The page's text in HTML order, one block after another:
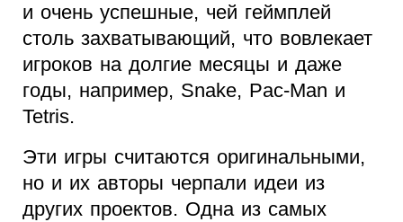
и очень успешные, чей геймплей
столь захватывающий, что вовлекает
игроков на долгие месяцы и даже
годы, например, Snake, Pac-Man и
Tetris.
Эти игры считаются оригинальными,
но и их авторы черпали идеи из
других проектов. Одна из самых